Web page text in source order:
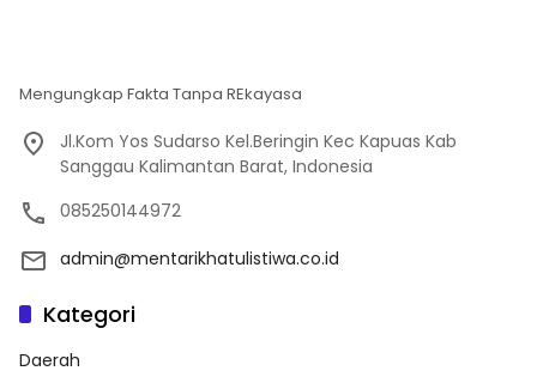
Mengungkap Fakta Tanpa REkayasa
Jl.Kom Yos Sudarso Kel.Beringin Kec Kapuas Kab
Sanggau Kalimantan Barat, Indonesia
085250144972
admin@mentarikhatulistiwa.co.id
Kategori
Daerah